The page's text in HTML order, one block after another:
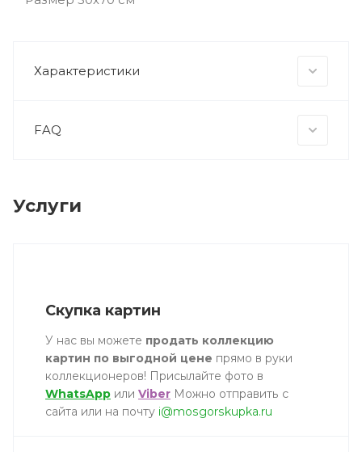
Характеристики
FAQ
Услуги
Скупка картин
У нас вы можете продать коллекцию
картин по выгодной цене прямо в руки
коллекционеров! Присылайте фото в
WhatsApp или Viber Можно отправить с
сайта или на почту i@mosgorskupka.ru